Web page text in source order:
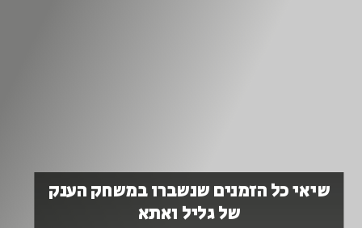
שיאי כל הזמנים שנשברו במשחק הענק
של גליל ואתא